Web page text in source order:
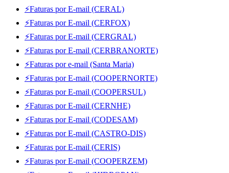
⚡Faturas por E-mail (CERAL)
⚡Faturas por E-mail (CERFOX)
⚡Faturas por E-mail (CERGRAL)
⚡Faturas por E-mail (CERBRANORTE)
⚡Faturas por e-mail (Santa Maria)
⚡Faturas por E-mail (COOPERNORTE)
⚡Faturas por E-mail (COOPERSUL)
⚡Faturas por E-mail (CERNHE)
⚡Faturas por E-mail (CODESAM)
⚡Faturas por E-mail (CASTRO-DIS)
⚡Faturas por E-mail (CERIS)
⚡Faturas por E-mail (COOPERZEM)